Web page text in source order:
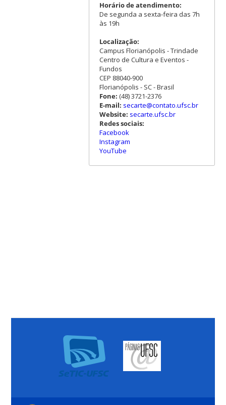
Horário de atendimento:
De segunda a sexta-feira das 7h
às 19h
Localização:
Campus Florianópolis - Trindade
Centro de Cultura e Eventos -
Fundos
CEP 88040-900
Florianópolis - SC - Brasil
Fone: (48) 3721-2376
E-mail: secarte@contato.ufsc.br
Website: secarte.ufsc.br
Redes sociais:
Facebook
Instagram
YouTube